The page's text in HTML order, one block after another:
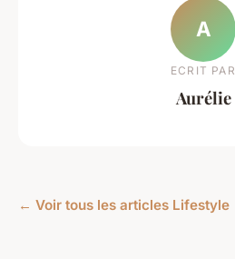
A
ECRIT PAR
Aurélie
← Voir tous les articles Lifestyle